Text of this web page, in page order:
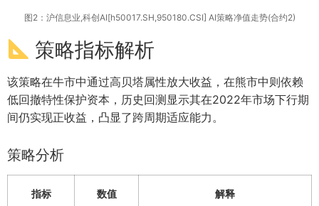
图2：沪信息业,科创AI[h50017.SH,950180.CSI] AI策略净值走势(合约2)
策略指标解析
该策略在牛市中通过高贝塔属性放大收益，在熊市中则依赖
低回撤特性保护资本，历史回测显示其在2022年市场下行期
间仍实现正收益，凸显了跨周期适应能力。
策略分析
指标 数值 解释